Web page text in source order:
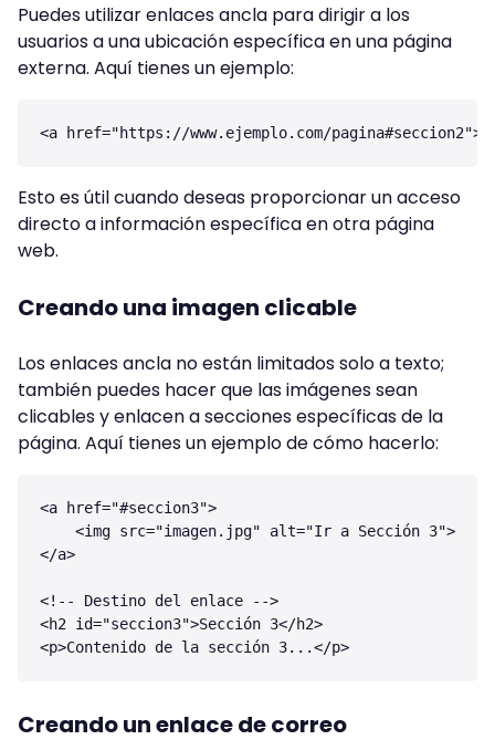
Puedes utilizar enlaces ancla para dirigir a los
usuarios a una ubicación específica en una página
externa. Aquí tienes un ejemplo:
Esto es útil cuando deseas proporcionar un acceso
directo a información específica en otra página
web.
Creando una imagen clicable
Los enlaces ancla no están limitados solo a texto;
también puedes hacer que las imágenes sean
clicables y enlacen a secciones específicas de la
página. Aquí tienes un ejemplo de cómo hacerlo:
<a href="#seccion3">
    <img src="imagen.jpg" alt="Ir a Sección 3">
</a>
<!-- Destino del enlace -->
<h2 id="seccion3">Sección 3</h2>
Creando un enlace de correo